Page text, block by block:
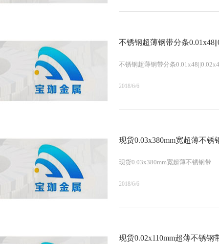
不锈钢超薄钢带分条
不锈钢超薄钢带分条
2018/6/6
现货0.03x380mm宽超薄不锈
现货0.03x380mm宽超薄不锈钢带
2018/6/6
现货0.02x110mm超薄不锈钢